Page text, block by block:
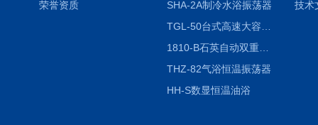
荣誉资质
SHA-2A制冷水浴振荡器
1810-B石英自动双重纯水蒸馏水器
THZ-82气浴恒温振荡器
HH-S数显恒温油浴
技术